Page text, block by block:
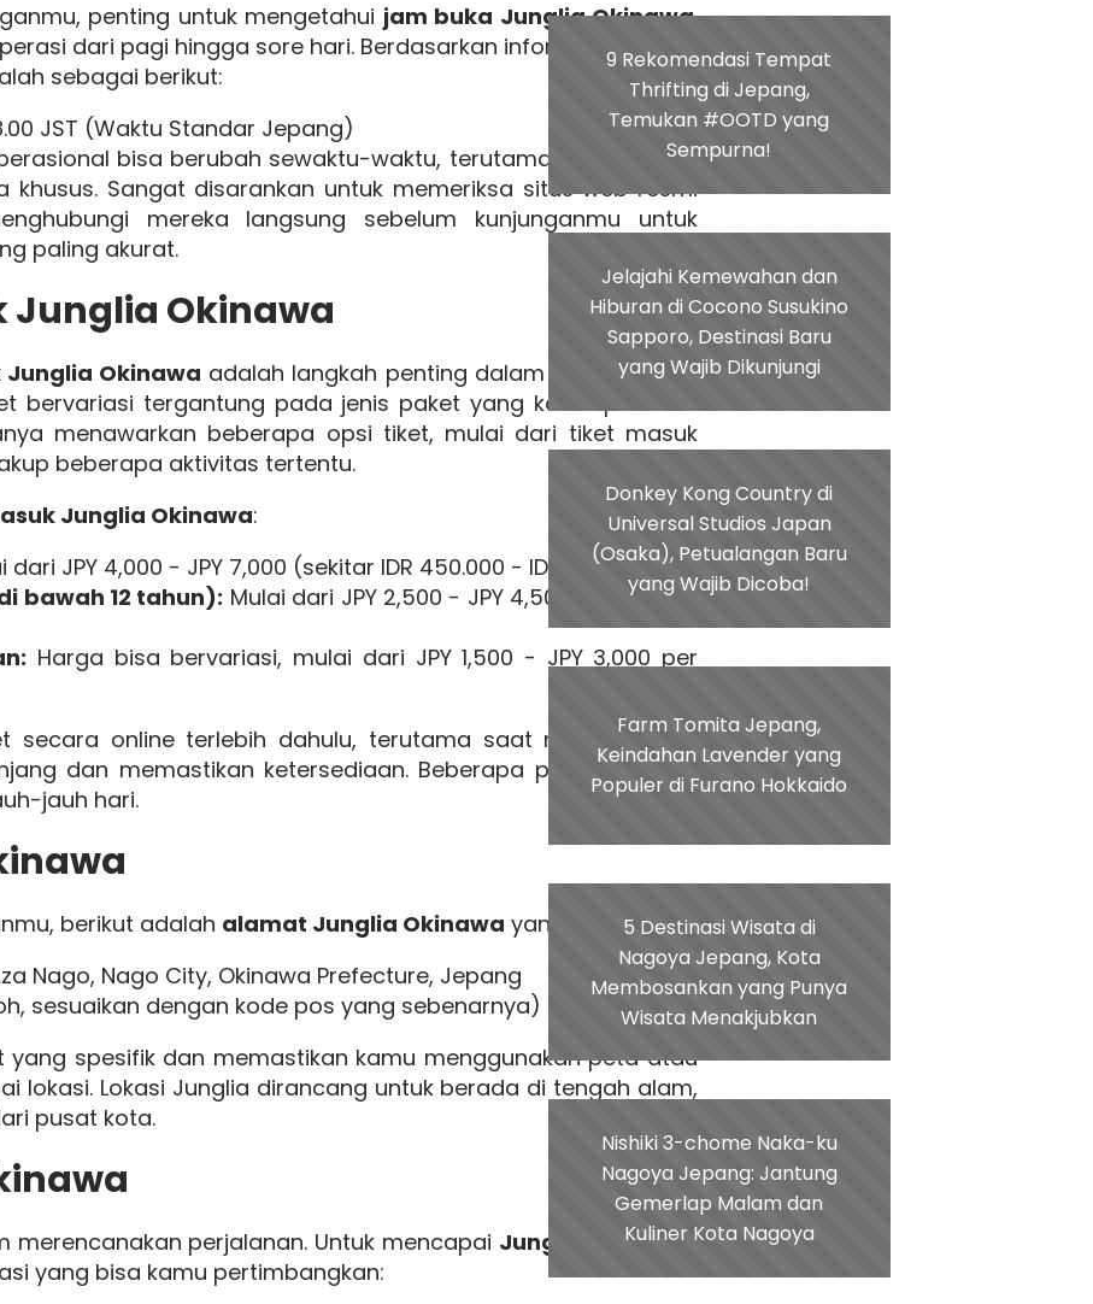
penting untuk mengetahui jam buka Junglia Okinawa.
dari pagi hingga sore hari. Berdasarkan informasi terbaru,
sebagai berikut:
JST (Waktu Standar Jepang)
bisa berubah sewaktu-waktu, terutama pada musim
Sangat disarankan untuk memeriksa situs web resmi
mereka langsung sebelum kunjunganmu untuk
paling akurat.
Junglia Okinawa
Okinawa adalah langkah penting dalam perencanaan
bervariasi tergantung pada jenis paket yang kamu pilih dan
menawarkan beberapa opsi tiket, mulai dari tiket masuk
beberapa aktivitas tertentu.
Junglia Okinawa:
dari JPY 4,000 - JPY 7,000 (sekitar IDR 450.000 - IDR 800.000)
bawah 12 tahun): Mulai dari JPY 2,500 - JPY 4,500 (sekitar IDR
Harga bisa bervariasi, mulai dari JPY 1,500 - JPY 3,000 per
secara online terlebih dahulu, terutama saat musim ramai,
dan memastikan ketersediaan. Beberapa paket mungkin
jauh hari.
berikut adalah alamat Junglia Okinawa yang lengkap:
Nago, Nago City, Okinawa Prefecture, Jepang
sesuaikan dengan kode pos yang sebenarnya)
spesifik dan memastikan kamu menggunakan peta atau
lokasi. Lokasi Junglia dirancang untuk berada di tengah alam,
pusat kota.
merencanakan perjalanan. Untuk mencapai Junglia Okinawa ,
yang bisa kamu pertimbangkan:
9 Rekomendasi Tempat
Thrifting di Jepang,
Temukan #OOTD yang
Sempurna!
Jelajahi Kemewahan dan
Hiburan di Cocono Susukino
Sapporo, Destinasi Baru
yang Wajib Dikunjungi
Donkey Kong Country di
Universal Studios Japan
(Osaka), Petualangan Baru
yang Wajib Dicoba!
Farm Tomita Jepang,
Keindahan Lavender yang
Populer di Furano Hokkaido
5 Destinasi Wisata di
Nagoya Jepang, Kota
Membosankan yang Punya
Wisata Menakjubkan
Nishiki 3-chome Naka-ku
Nagoya Jepang: Jantung
Gemerlap Malam dan
Kuliner Kota Nagoya